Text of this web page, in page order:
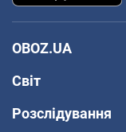
OBOZ.UA
Світ
Розслідування